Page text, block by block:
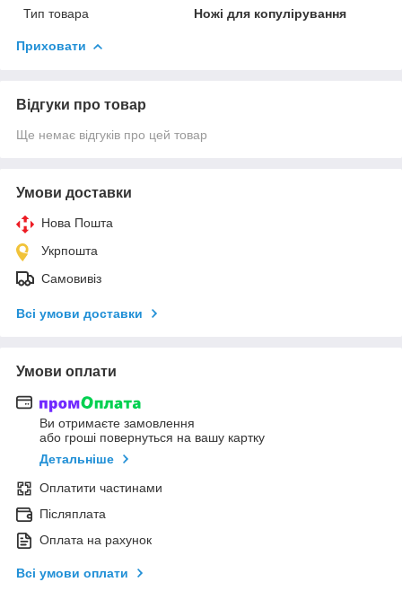
Тип товара
Ножі для копулірування
Приховати
Відгуки про товар
Ще немає відгуків про цей товар
Умови доставки
Нова Пошта
Укрпошта
Самовивіз
Всі умови доставки
Умови оплати
Ви отримаєте замовлення
або гроші повернуться на вашу картку
Детальніше
Оплатити частинами
Післяплата
Оплата на рахунок
Всі умови оплати